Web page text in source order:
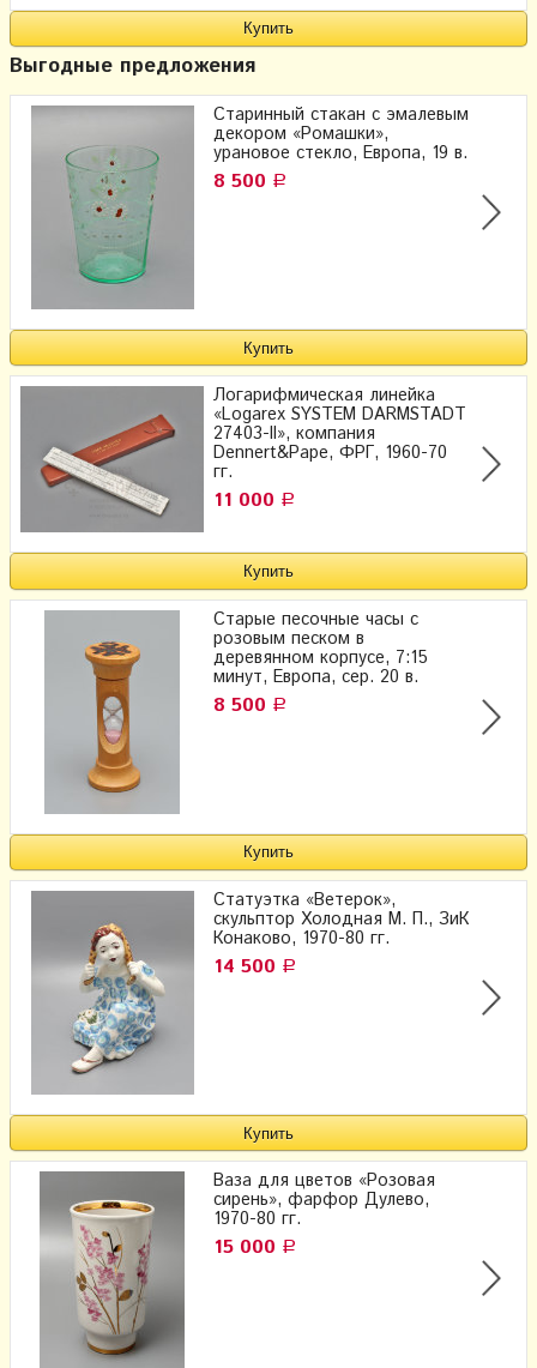
Выгодные предложения
Старинный стакан с эмалевым
декором «Ромашки»,
урановое стекло, Европа, 19 в.
8 500 Р
Логарифмическая линейка
«Logarex SYSTEM DARMSTADT
27403-II», компания
Dennert&Pape, ФРГ, 1960-70
гг.
11 000 Р
Старые песочные часы с
розовым песком в
деревянном корпусе, 7:15
минут, Европа, сер. 20 в.
8 500 Р
Статуэтка «Ветерок»,
скульптор Холодная М. П., ЗиК
Конаково, 1970-80 гг.
14 500 Р
Ваза для цветов «Розовая
сирень», фарфор Дулево,
1970-80 гг.
15 000 Р